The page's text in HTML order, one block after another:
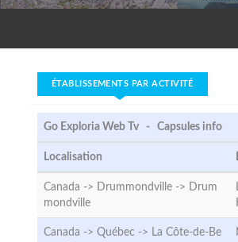
ÉTABLISSEMENTS PAR ACTIVITÉ
Go Exploria Web Tv - Capsules info
Localisation
Canada -> Drummondville -> Drum
mondville
Canada -> Québec -> La Côte-de-Be